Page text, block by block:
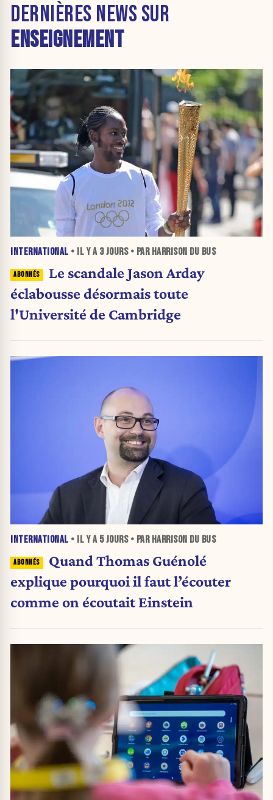
DERNIÈRES NEWS SUR
ENSEIGNEMENT
INTERNATIONAL • IL Y A 3 JOURS• PAR HARRISON DU BUS
Le scandale Jason Arday
éclabousse désormais toute
l'Université de Cambridge
INTERNATIONAL • IL Y A 5 JOURS• PAR HARRISON DU BUS
Quand Thomas Guénolé
explique pourquoi il faut l’écouter
comme on écoutait Einstein